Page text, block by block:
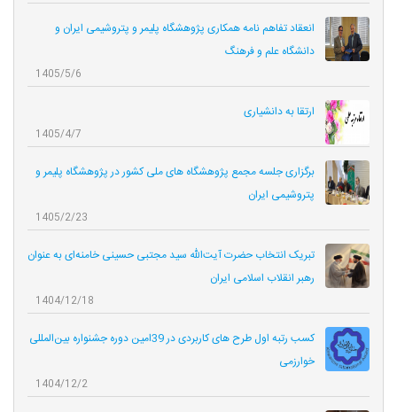
انعقاد تفاهم نامه همکاری‌ پژوهشگاه پلیمر و پتروشیمی ایران و
دانشگاه علم و فرهنگ
1405/5/6
ارتقا به دانشیاری
1405/4/7
برگزاری جلسه مجمع پژوهشگاه های ملی کشور در پژوهشگاه پلیمر و
پتروشیمی ایران
1405/2/23
تبریک انتخاب حضرت آیت‌الله سید مجتبی حسینی خامنه‌ای به عنوان
رهبر انقلاب اسلامی ایران
1404/12/18
کسب رتبه اول طرح های کاربردی در 39امین دوره جشنواره بین‌المللی
خوارزمی
1404/12/2